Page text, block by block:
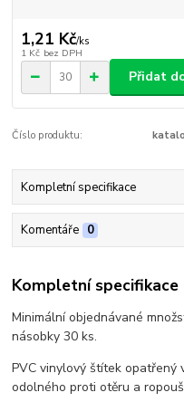
1,21 Kč/ks
1 Kč bez DPH
Přidat
Číslo produktu:
Kompletní specifikace
Komentáře 0
Kompletní specifikace
Minimální objednávané
násobky 30 ks.
PVC vinylový štítek opatřený
odolného proti otěru a